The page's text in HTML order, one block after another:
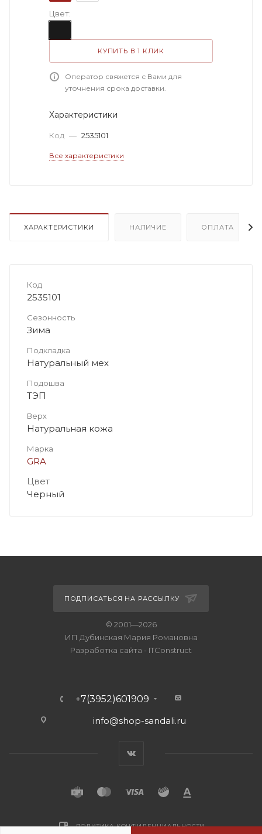
Цвет:
КУПИТЬ В 1 КЛИК
Оператор свяжется с Вами для
уточнения срока доставки.
Характеристики
Код — 2535101
Все характеристики
ХАРАКТЕРИСТИКИ НАЛИЧИЕ ОПЛАТА
Код
2535101
Сезонность
Зима
Подкладка
Натуральный мех
Подошва
ТЭП
Верх
Натуральная кожа
Марка
GRA
Цвет
Черный
ПОДПИСАТЬСЯ НА РАССЫЛКУ
© 2001—2026
ИП Дубинская Мария Романовна
Разработка сайта - ITConstruct
+7(3952)601909
info@shop-sandali.ru
ПОЛИТИКА КОНФИДЕНЦИАЛЬНОСТИ